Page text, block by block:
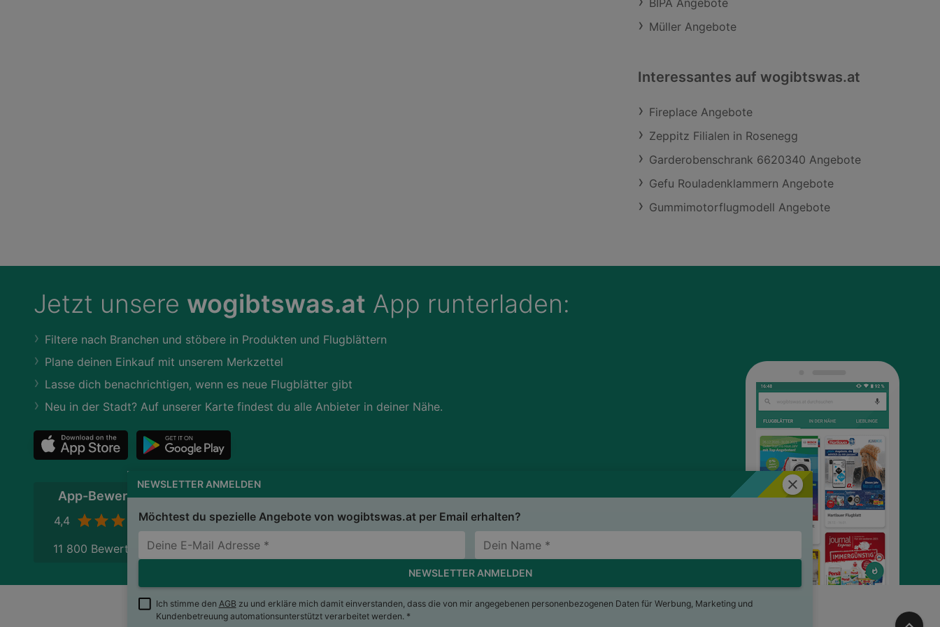
Schließen
NEWSLETTER ANMELDEN
Möchtest du spezielle Angebote von wogibtswas.at per Email erhalten?
NEWSLETTER ANMELDEN
Ich stimme den AGB zu und erkläre mich damit einverstanden, dass die von mir angegebenen personenbezogenen Daten für Werbung, Marketing und
Kundenbetreuung automationsunterstützt verarbeitet werden. *
BIPA Angebote
Müller Angebote
Interessantes auf wogibtswas.at
Fireplace Angebote
Zeppitz Filialen in Rosenegg
Garderobenschrank 6620340 Angebote
Gefu Rouladenklammern Angebote
Gummimotorflugmodell Angebote
Jetzt unsere wogibtswas.at App runterladen:
Filtere nach Branchen und stöbere in Produkten und Flugblättern
Plane deinen Einkauf mit unserem Merkzettel
Lasse dich benachrichtigen, wenn es neue Flugblätter gibt
Neu in der Stadt? Auf unserer Karte findest du alle Anbieter in deiner Nähe.
App-Bewertung
4,4
11 800 Bewertungen
wogibtswas.at Impressum Nutzungsbedingungen Nach